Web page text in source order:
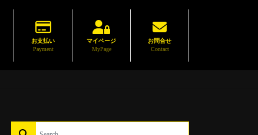
お支払い
Payment
マイページ
MyPage
お問合せ
Contact